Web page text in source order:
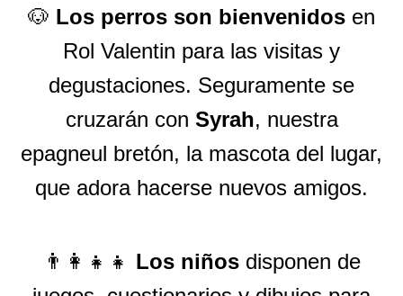
🐶 Los perros son bienvenidos en
Rol Valentin para las visitas y
degustaciones. Seguramente se
cruzarán con Syrah, nuestra
epagneul bretón, la mascota del lugar,
que adora hacerse nuevos amigos.
👨‍👩‍👧‍👧 Los niñosdisponen de